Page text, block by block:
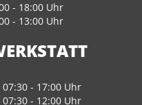
- 18:00 Uhr
- 13:00 Uhr
07:30 - 17:00 Uhr
07:30 - 12:00 Uhr